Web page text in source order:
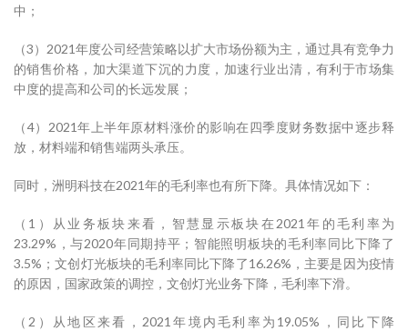
中；
（3）2021年度公司经营策略以扩大市场份额为主，通过具有竞争力
的销售价格，加大渠道下沉的力度，加速行业出清，有利于市场集
中度的提高和公司的长远发展；
（4）2021年上半年原材料涨价的影响在四季度财务数据中逐步释
放，材料端和销售端两头承压。
同时，洲明科技在2021年的毛利率也有所下降。具体情况如下：
（1）从业务板块来看，智慧显示板块在2021年的毛利率为
23.29%，与2020年同期持平；智能照明板块的毛利率同比下降了
3.5%；文创灯光板块的毛利率同比下降了16.26%，主要是因为疫情
的原因，国家政策的调控，文创灯光业务下降，毛利率下滑。
（2）从地区来看，2021年境内毛利率为19.05%，同比下降